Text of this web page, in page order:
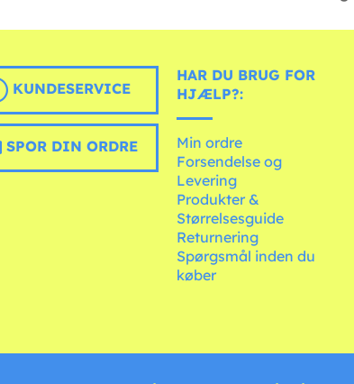
KUNDESERVICE
SPOR DIN ORDRE
HAR DU BRUG FOR
HJÆLP?:
Min ordre
Forsendelse og
Levering
Produkter &
Størrelsesguide
Returnering
Spørgsmål inden du
køber